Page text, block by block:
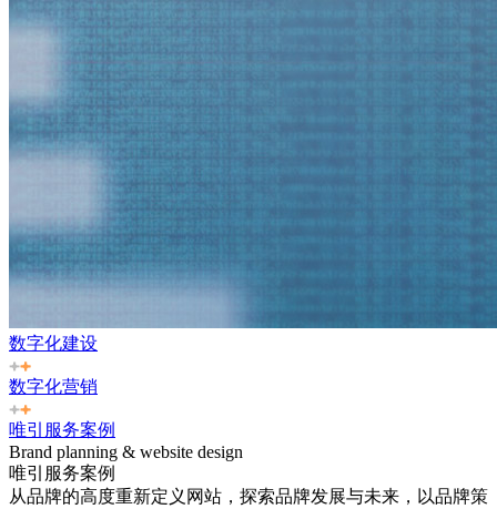
数字化建设
数字化营销
唯引服务案例
Brand planning & website design
唯引服务案例
从品牌的高度重新定义网站，探索品牌发展与未来，以品牌策